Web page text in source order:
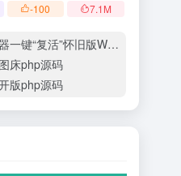
-100 7.1M
“复活”怀旧版Windows
床php源码
版php源码